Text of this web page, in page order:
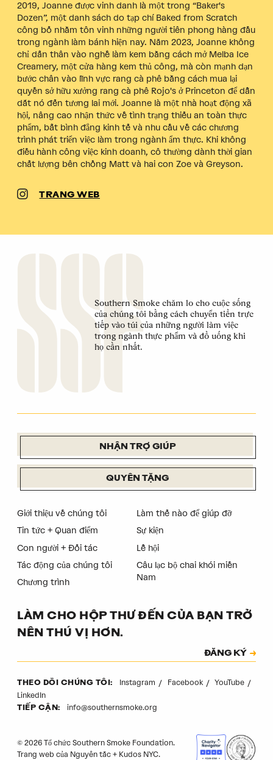
2019, Joanne được vinh danh là một trong “Baker's
Dozen”, một danh sách do tạp chí Baked from Scratch
công bố nhằm tôn vinh những người tiên phong hàng đầu
trong ngành làm bánh hiện nay. Năm 2023, Joanne không
chỉ dấn thân vào nghề làm kem bằng cách mở Melba Ice
Creamery, một cửa hàng kem thủ công, mà còn mạnh dạn
bước chân vào lĩnh vực rang cà phê bằng cách mua lại
quyền sở hữu xưởng rang cà phê Rojo's ở Princeton để dẫn
dắt nó đến tương lai mới. Joanne là một nhà hoạt động xã
hội, nâng cao nhận thức về tình trạng thiếu an toàn thực
phẩm, bất bình đẳng kinh tế và nhu cầu về các chương
trình phát triển việc làm trong ngành ẩm thực. Khi không
điều hành công việc kinh doanh, cô thường dành thời gian
chất lượng bên chồng Matt và hai con Zoe và Greyson.
TRANG WEB
Southern Smoke chăm lo cho cuộc sống
của chúng tôi bằng cách chuyển tiền trực
tiếp vào túi của những người làm việc
trong ngành thực phẩm và đồ uống khi
họ cần nhất.
NHẬN TRỢ GIÚP
QUYÊN TẶNG
Giới thiệu về chúng tôi
Tin tức + Quan điểm
Con người + Đối tác
Tác động của chúng tôi
Chương trình
Làm thế nào để giúp đỡ
Sự kiện
Lễ hội
Câu lạc bộ chai khói miền
Nam
LÀM CHO HỘP THƯ ĐẾN CỦA BẠN TRỞ
NÊN THÚ VỊ HƠN.
ĐĂNG KÝ
THEO DÕI CHÚNG TÔI: Instagram Facebook
YouTube
LinkedIn
TIẾP CẬN: info@southernsmoke.org
© 2026 Tổ chức Southern Smoke Foundation.
Trang web của Nguyên tắc + Kudos NYC.